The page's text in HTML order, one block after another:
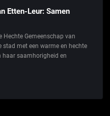
Etten-Leur: Samen
Hechte Gemeenschap van
stad met een warme en hechte
haar saamhorigheid en